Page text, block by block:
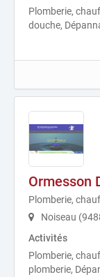
Plomberie,
douche,
Ormesson
Plomberie,
Noiseau
Activités
Plomberie,
plomberie,